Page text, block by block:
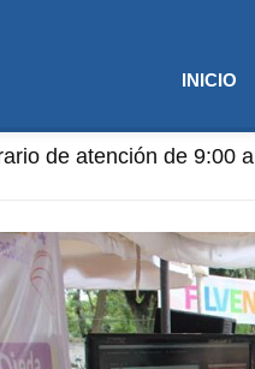
INICIO
de atención de 9:00
de atención: